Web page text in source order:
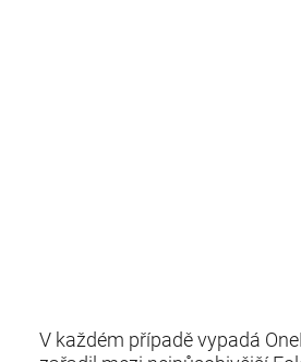
V každém případě vypadá